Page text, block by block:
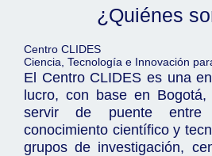
¿Quiénes
Centro CLIDES
Ciencia, Tecnología e Innovación
El Centro CLIDES es una
lucro, con base en
servir de puente entre
conocimiento científico y
grupos de investigación,